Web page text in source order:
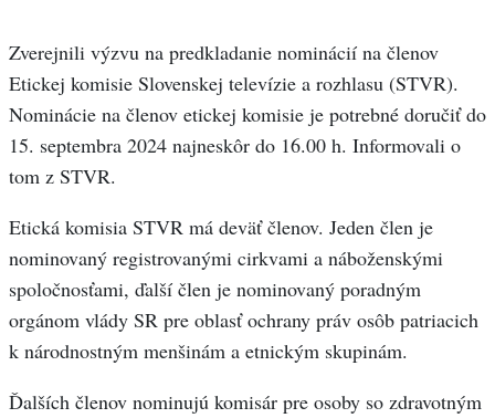
Zverejnili výzvu na predkladanie nominácií na členov
Etickej komisie Slovenskej televízie a rozhlasu (STVR).
Nominácie na členov etickej komisie je potrebné doručiť do
15. septembra 2024 najneskôr do 16.00 h. Informovali o
tom z STVR.
Etická komisia STVR má deväť členov. Jeden člen je
nominovaný registrovanými cirkvami a náboženskými
spoločnosťami, ďalší člen je nominovaný poradným
orgánom vlády SR pre oblasť ochrany práv osôb patriacich
k národnostným menšinám a etnickým skupinám.
Ďalších členov nominujú komisár pre osoby so zdravotným